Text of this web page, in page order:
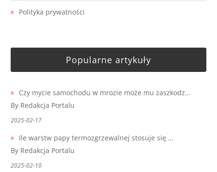
Polityka prywatności
Popularne artykuły
Czy mycie samochodu w mrozie może mu zaszkodz…
By Redakcja Portalu
2025-02-17
Ile warstw papy termozgrzewalnej stosuje się …
By Redakcja Portalu
2025-02-10